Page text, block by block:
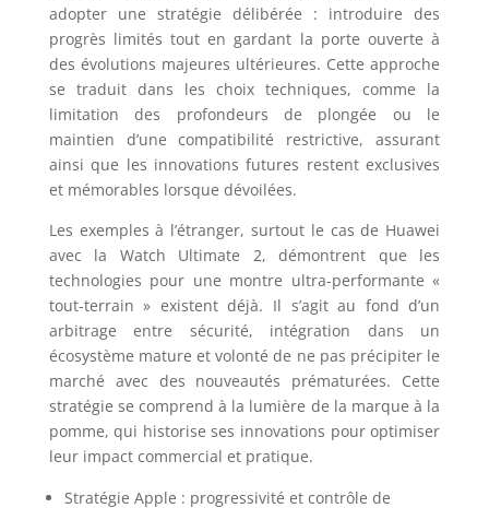
adopter une stratégie délibérée : introduire des
progrès limités tout en gardant la porte ouverte à
des évolutions majeures ultérieures. Cette approche
se traduit dans les choix techniques, comme la
limitation des profondeurs de plongée ou le
maintien d’une compatibilité restrictive, assurant
ainsi que les innovations futures restent exclusives
et mémorables lorsque dévoilées.
Les exemples à l’étranger, surtout le cas de Huawei
avec la Watch Ultimate 2, démontrent que les
technologies pour une montre ultra-performante «
tout-terrain » existent déjà. Il s’agit au fond d’un
arbitrage entre sécurité, intégration dans un
écosystème mature et volonté de ne pas précipiter le
marché avec des nouveautés prématurées. Cette
stratégie se comprend à la lumière de la marque à la
pomme, qui historise ses innovations pour optimiser
leur impact commercial et pratique.
Stratégie Apple : progressivité et contrôle de